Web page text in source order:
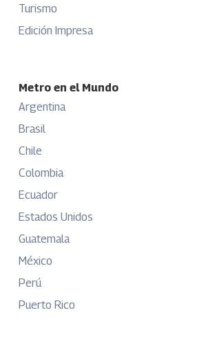
Turismo
Edición Impresa
Metro en el Mundo
Argentina
Brasil
Chile
Colombia
Ecuador
Estados Unidos
Guatemala
México
Perú
Puerto Rico